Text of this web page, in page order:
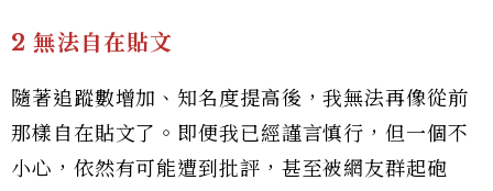
2 無法自在貼文
隨著追蹤數增加、知名度提高後，我無法再像從前
那樣自在貼文了。即便我已經謹言慎行，但一個不
小心，依然有可能遭到批評，甚至被網友群起砲